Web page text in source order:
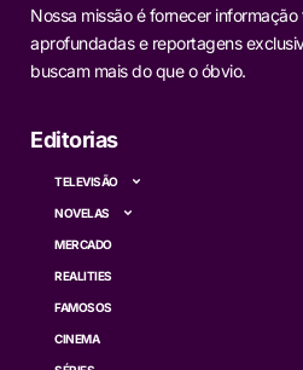
Nossa missão é fornecer informação
aprofundadas e reportagens
buscam mais do que o óbvio.
Editorias
TELEVISÃO
NOVELAS
MERCADO
REALITIES
FAMOSOS
CINEMA